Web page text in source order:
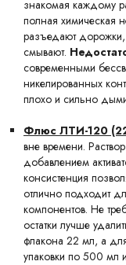
знакомая каждому
полная химическая
разъедают дорожки,
смывают.
современными
никелированных
плохо и сильно
Флюс ЛТИ-120
вне времени.
добавлением
консистенция
отлично подходит
компонентов. Не
остатки лучше
флакона 22 мл, а для
упаковки по 500 мл